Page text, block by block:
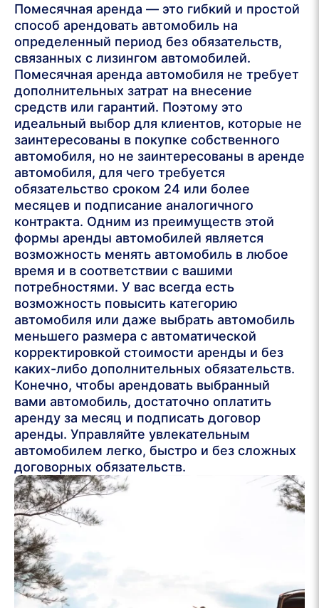
Помесячная аренда — это гибкий и простой
способ арендовать автомобиль на
определенный период без обязательств,
связанных с лизингом автомобилей.
Помесячная аренда автомобиля не требует
дополнительных затрат на внесение
средств или гарантий. Поэтому это
идеальный выбор для клиентов, которые не
заинтересованы в покупке собственного
автомобиля, но не заинтересованы в аренде
автомобиля, для чего требуется
обязательство сроком 24 или более
месяцев и подписание аналогичного
контракта. Одним из преимуществ этой
формы аренды автомобилей является
возможность менять автомобиль в любое
время и в соответствии с вашими
потребностями. У вас всегда есть
возможность повысить категорию
автомобиля или даже выбрать автомобиль
меньшего размера с автоматической
корректировкой стоимости аренды и без
каких-либо дополнительных обязательств.
Конечно, чтобы арендовать выбранный
вами автомобиль, достаточно оплатить
аренду за месяц и подписать договор
аренды. Управляйте увлекательным
автомобилем легко, быстро и без сложных
договорных обязательств.